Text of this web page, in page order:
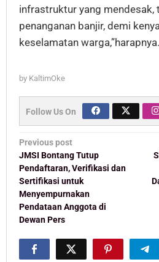
infrastruktur yang mendesak,
penanganan banjir, demi
keselamatan warga,”harapnya.
by KaltimOke
Follow Us On
Post
navigation
Previous post
JMSI Bontang Tutup
Pendaftaran, Verifikasi dan
Sertifikasi untuk
Menyempurnakan
Pendataan Anggota di
Dewan Pers